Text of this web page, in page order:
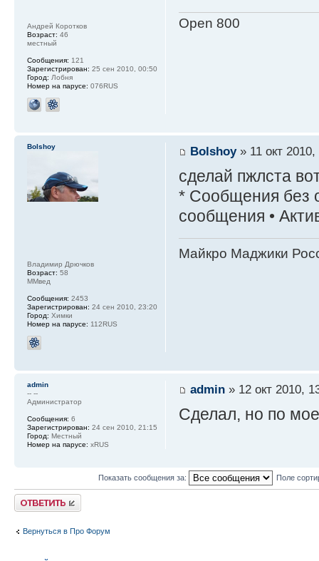
Open 800
Андрей Коротков
Возраст: 46
местный
Сообщения: 121
Зарегистрирован: 25 сен 2010, 00:50
Город: Лобня
Номер на парусе: 076RUS
Bolshoy» 11 окт 2010,
сделай пжлста
* Сообщения без
сообщения •
Майкро Маджики
Bolshoy
Владимир Дрючков
Возраст: 58
ММвед
Сообщения: 2453
Зарегистрирован: 24 сен 2010, 23:20
Город: Химки
Номер на парусе: 112RUS
admin» 12 окт 2010,
Сделал, но по
admin
-- --
Администратор
Сообщения: 6
Зарегистрирован: 24 сен 2010, 21:15
Город: Местный
Номер на парусе: xRUS
Показать сообщения за: Поле
Ответить
Вернуться в Про Форум